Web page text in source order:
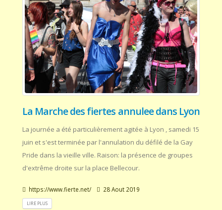
La Marche des fiertes annulee dans Lyon
La journée a été particulièrement agitée à Lyon , samedi 15
juin et s'est terminée par l'annulation du défilé de la Gay
Pride dans la vieille ville. Raison: la présence de groupes
d'extrême droite sur la place Bellecour.
https://www.fierte.net/ 28 Aout 2019
LIRE PLUS